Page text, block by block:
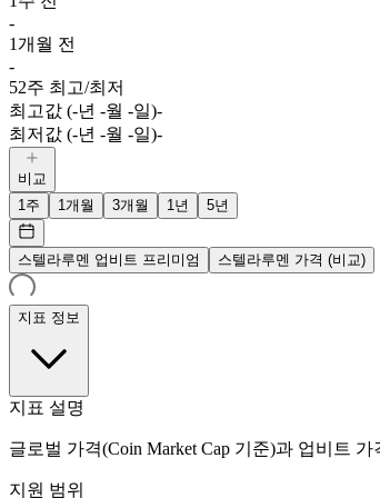
-
1개월 전
-
52주 최고/최저
최고값 (-년 -월 -일)-
최저값 (-년 -월 -일)-
비교
1주
1개월 3개월 1년 5년
스텔라루멘 업비트 프리미엄 스텔라루멘 가격 (비교)
지표 정보
지표 설명
글로벌 가격(Coin Market Cap 기준)과 업비트
지원 범위